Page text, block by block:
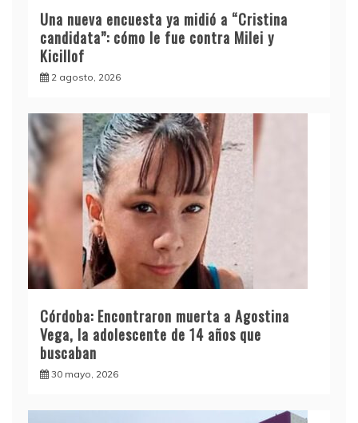
Una nueva encuesta ya midió a “Cristina
candidata”: cómo le fue contra Milei y
Kicillof
2 agosto, 2026
Córdoba: Encontraron muerta a Agostina
Vega, la adolescente de 14 años que
buscaban
30 mayo, 2026